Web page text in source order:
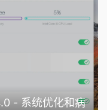
- 系统优化和病